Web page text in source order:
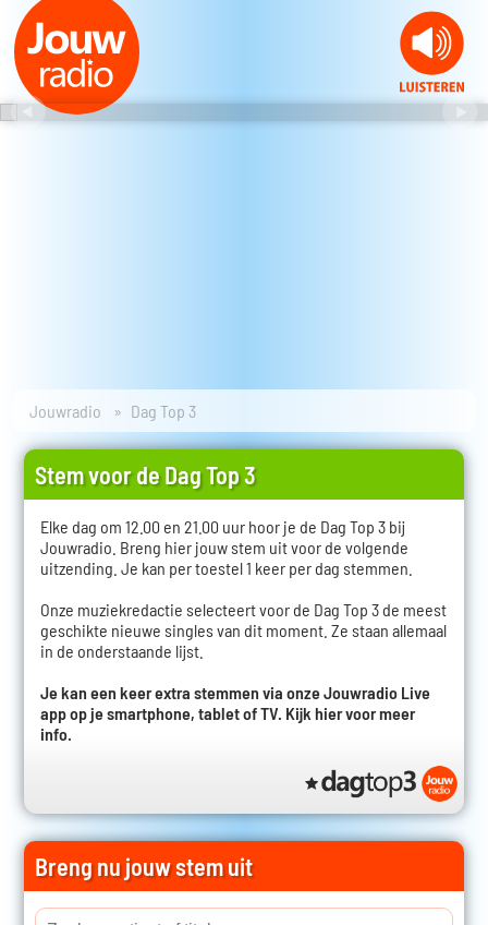
Jouwradio Dag Top 3
Stem voor de Dag Top 3
Elke dag om 12.00 en 21.00 uur hoor je de Dag Top 3 bij
Jouwradio. Breng hier jouw stem uit voor de volgende
uitzending. Je kan per toestel 1 keer per dag stemmen.
Onze muziekredactie selecteert voor de Dag Top 3 de meest
geschikte nieuwe singles van dit moment. Ze staan allemaal
in de onderstaande lijst.
Je kan een keer extra stemmen via onze Jouwradio Live
app op je smartphone, tablet of TV. Kijk hier voor meer
info.
Breng nu jouw stem uit